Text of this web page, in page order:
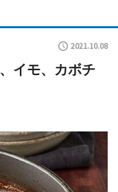
2021.10.08
イモ、カボチ